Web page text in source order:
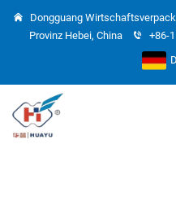
Dongguang
Provinz Hebei, China
+86-